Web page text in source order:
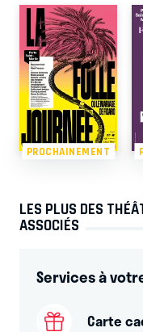
PROCHAINEMENT
LES PLUS DES
ASSOCIÉS
Services à
Carte